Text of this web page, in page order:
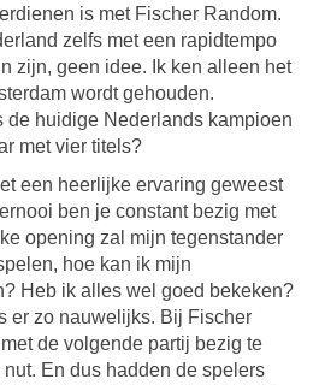
is met Fischer Random.
zelfs met een rapidtempo
zijn, geen idee. Ik ken alleen het
wordt gehouden.
de huidige Nederlands kampioen
met vier titels?
een heerlijke ervaring geweest
ben je constant bezig met
opening zal mijn tegenstander
hoe kan ik mijn
Heb ik alles wel goed bekeken?
er zo nauwelijks. Bij Fischer
de volgende partij bezig te
En dus hadden de spelers